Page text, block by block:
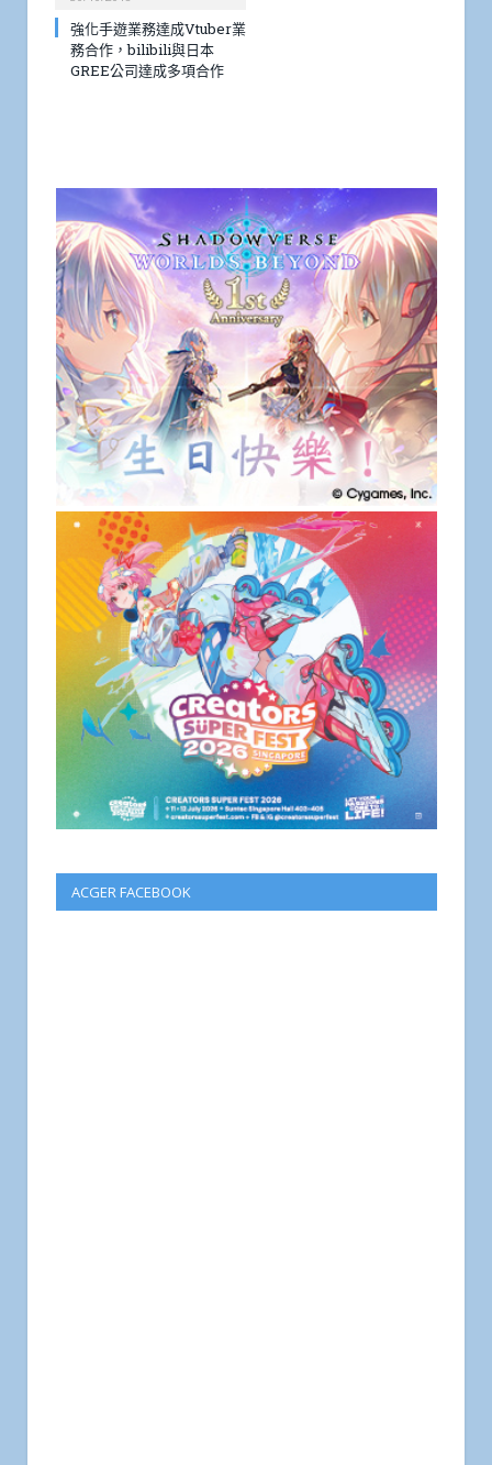
強化手遊業務達成Vtuber業
務合作，bilibili與日本
GREE公司達成多項合作
ACGER FACEBOOK